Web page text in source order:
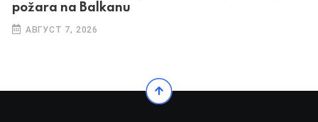
požara na Balkanu
АВГУСТ 7, 2026